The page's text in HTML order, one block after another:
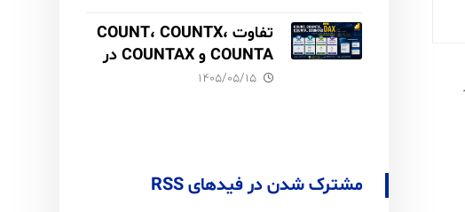
تفاوت COUNT، COUNTX،
COUNTA و COUNTAX در
DAX۱۴۰۵/۰۵/۱۵
مشترک شدن در فیدهای RSS